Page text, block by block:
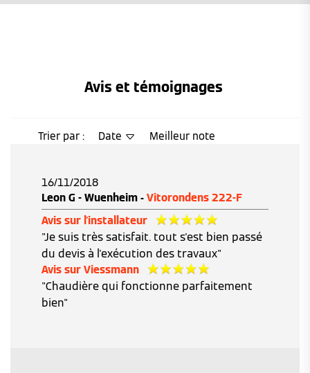
Avis et témoignages
Trier par : Date Meilleur note
16/11/2018
Leon G - Wuenheim - Vitorondens 222-F
Avis sur l'installateur
"Je suis très satisfait. tout s'est bien passé
du devis à l'exécution des travaux"
Avis sur Viessmann
"Chaudière qui fonctionne parfaitement
bien"